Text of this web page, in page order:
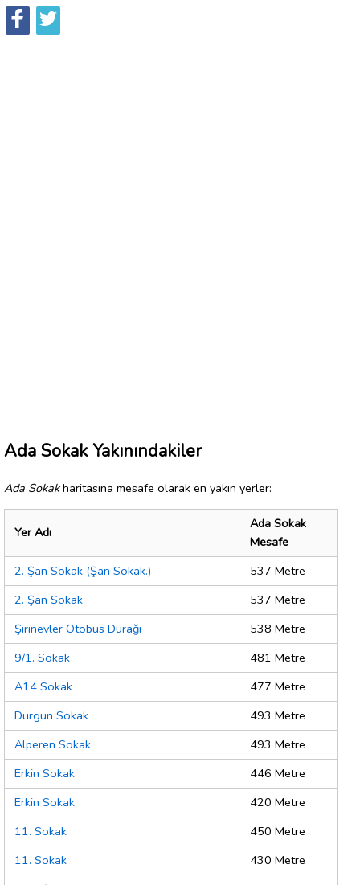
Ada Sokak Yakınındakiler
Ada Sokakharitasına mesafe olarak en yakın yerler:
Yer Adı
Ada Sokak
Mesafe
2. Şan Sokak (Şan Sokak.)
537 Metre
2. Şan Sokak
537 Metre
Şirinevler Otobüs Durağı
538 Metre
9/1. Sokak
481 Metre
A14 Sokak
477 Metre
Durgun Sokak
493 Metre
Alperen Sokak
493 Metre
Erkin Sokak
446 Metre
Erkin Sokak
420 Metre
11. Sokak
450 Metre
11. Sokak
430 Metre